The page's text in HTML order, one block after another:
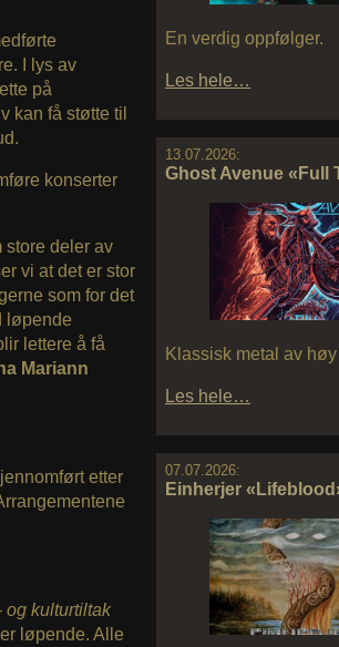
En verdig oppfølger.
Les hele…
13.07.2026:
Ghost Avenue «Full
Klassisk metal av
Les hele…
07.07.2026:
Einherjer
I lys av
på
kan få støtte til
konserter
store deler av
vi at det er stor
som for det
løpende
lettere å få
Mariann
etter
og kulturtiltak
løpende. Alle